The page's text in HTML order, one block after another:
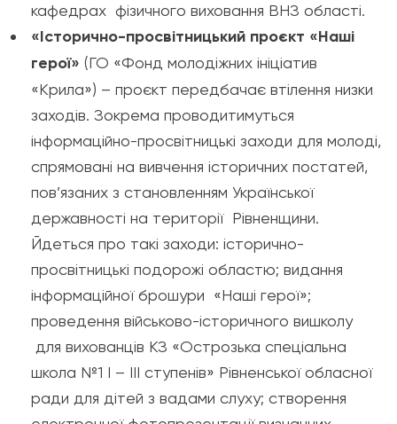
кафедрах фізичного виховання ВНЗ області.
«Історично-просвітницький проєкт «Наші
герої» (ГО «Фонд молодіжних ініціатив
«Крила») – проєкт передбачає втілення низки
заходів. Зокрема проводитимуться
інформаційно-просвітницькі заходи для молоді,
спрямовані на вивчення історичних постатей,
пов’язаних з становленням Української
державності на території Рівненщини.
Йдеться про такі заходи: історично-
просвітницькі подорожі областю; видання
інформаційної брошури «Наші герої»;
проведення військово-історичного вишколу
для вихованців КЗ «Острозька спеціальна
школа №1 І – ІІІ ступенів» Рівненської обласної
ради для дітей з вадами слуху; створення